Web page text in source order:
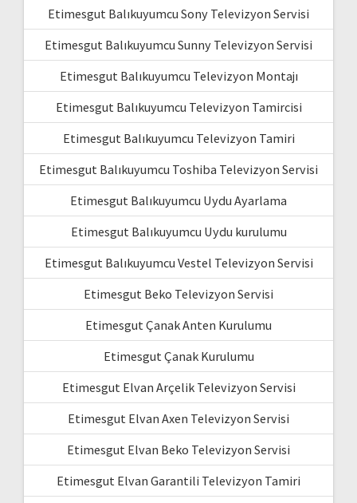
Etimesgut Balıkuyumcu Sony Televizyon Servisi
Etimesgut Balıkuyumcu Sunny Televizyon Servisi
Etimesgut Balıkuyumcu Televizyon Montajı
Etimesgut Balıkuyumcu Televizyon Tamircisi
Etimesgut Balıkuyumcu Televizyon Tamiri
Etimesgut Balıkuyumcu Toshiba Televizyon Servisi
Etimesgut Balıkuyumcu Uydu Ayarlama
Etimesgut Balıkuyumcu Uydu kurulumu
Etimesgut Balıkuyumcu Vestel Televizyon Servisi
Etimesgut Beko Televizyon Servisi
Etimesgut Çanak Anten Kurulumu
Etimesgut Çanak Kurulumu
Etimesgut Elvan Arçelik Televizyon Servisi
Etimesgut Elvan Axen Televizyon Servisi
Etimesgut Elvan Beko Televizyon Servisi
Etimesgut Elvan Garantili Televizyon Tamiri